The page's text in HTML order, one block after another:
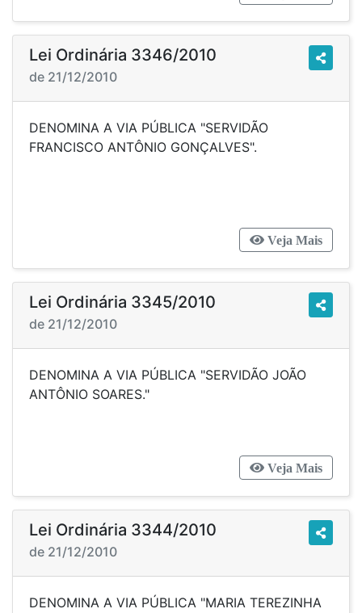
Lei Ordinária 3346/2010
de 21/12/2010
DENOMINA A VIA PÚBLICA "SERVIDÃO
FRANCISCO ANTÔNIO GONÇALVES".
Veja Mais
Lei Ordinária 3345/2010
de 21/12/2010
DENOMINA A VIA PÚBLICA "SERVIDÃO JOÃO
ANTÔNIO SOARES."
Veja Mais
Lei Ordinária 3344/2010
de 21/12/2010
DENOMINA A VIA PÚBLICA "MARIA TEREZINHA